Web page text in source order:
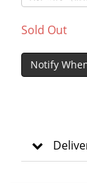
Sold Out
Notify